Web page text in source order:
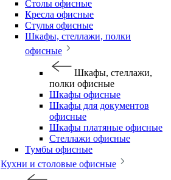
Столы офисные
Кресла офисные
Стулья офисные
Шкафы, стеллажи, полки
офисные
Шкафы, стеллажи,
полки офисные
Шкафы офисные
Шкафы для документов
офисные
Шкафы платяные офисные
Стеллажи офисные
Тумбы офисные
Кухни и столовые офисные